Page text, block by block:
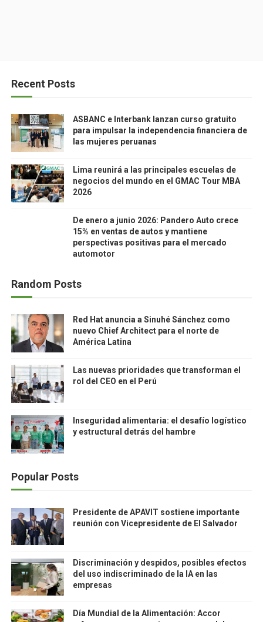
Recent Posts
ASBANC e Interbank lanzan curso gratuito
para impulsar la independencia financiera de
las mujeres peruanas
Lima reunirá a las principales escuelas de
negocios del mundo en el GMAC Tour MBA
2026
De enero a junio 2026: Pandero Auto crece
15% en ventas de autos y mantiene
perspectivas positivas para el mercado
automotor
Random Posts
Red Hat anuncia a Sinuhé Sánchez como
nuevo Chief Architect para el norte de
América Latina
Las nuevas prioridades que transforman el
rol del CEO en el Perú
Inseguridad alimentaria: el desafío logístico
y estructural detrás del hambre
Popular Posts
Presidente de APAVIT sostiene importante
reunión con Vicepresidente de El Salvador
Discriminación y despidos, posibles efectos
del uso indiscriminado de la IA en las
empresas
Día Mundial de la Alimentación: Accor